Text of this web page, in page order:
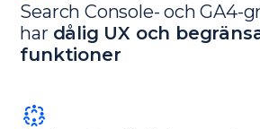
Search Console- och GA4-
har dålig UX och
funktioner